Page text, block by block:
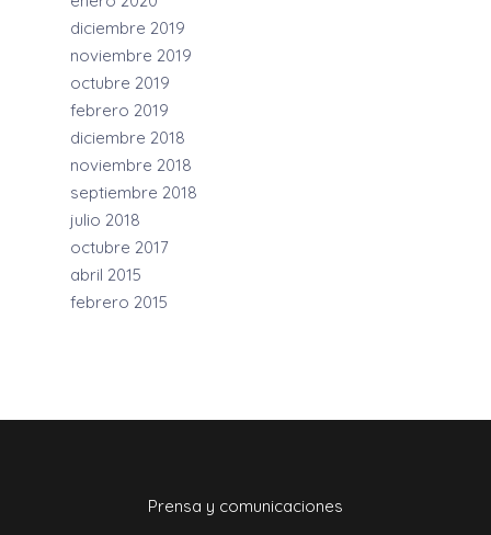
diciembre 2019
noviembre 2019
octubre 2019
febrero 2019
diciembre 2018
noviembre 2018
septiembre 2018
julio 2018
octubre 2017
abril 2015
febrero 2015
Prensa y comunicaciones